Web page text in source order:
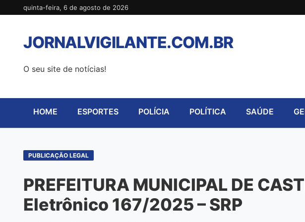
para
conteúdo
quinta-feira, 6 de agosto de 2026
JORNALVIGILANTE.COM.BR
O seu site de notícias!
HOME ESPORTES POLÍCIA POLÍTICA SAÚDE
PUBLICAÇÃO LEGAL
PREFEITURA MUNICIPAL DE
Eletrônico 167/2025 – SRP